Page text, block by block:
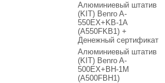
Алюминиевый штатив
(KIT) Benro A-
550EX+KB-1A
(A550FKB1) +
Денежный сертификат
Алюминиевый штатив
(KIT) Benro A-
500EX+BH-1M
(A500FBH1)